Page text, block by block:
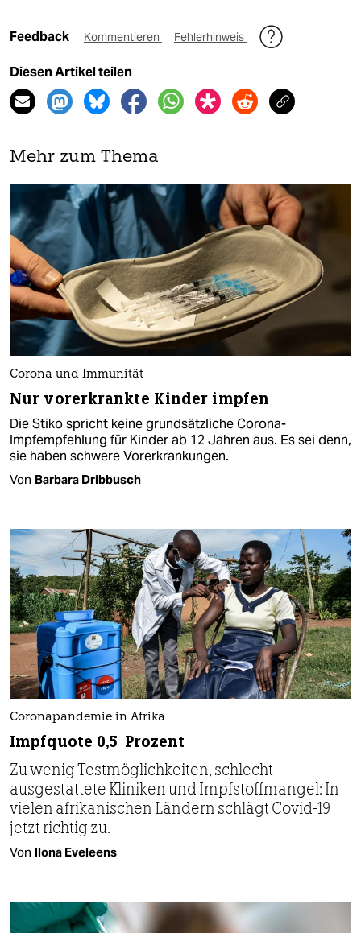
Feedback Kommentieren Fehlerhinweis
Diesen Artikel teilen
Mehr zum Thema
Corona und Immunität
Nur vorerkrankte Kinder impfen
Die Stiko spricht keine grundsätzliche Corona-
Impfempfehlung für Kinder ab 12 Jahren aus. Es sei denn,
sie haben schwere Vorerkrankungen.
Von Barbara Dribbusch
Coronapandemie in Afrika
Impfquote 0,5 Prozent
Zu wenig Testmöglichkeiten, schlecht
ausgestattete Kliniken und Impfstoffmangel: In
vielen afrikanischen Ländern schlägt Covid-19
jetzt richtig zu.
Von Ilona Eveleens